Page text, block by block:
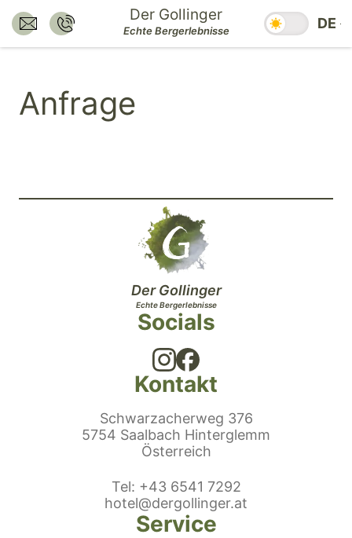
Zum
Inhalt
springen.
Hauptmenü
springen.
E-Mail senden an:
hotel@dergollinger.at
Nummer anrufen:
+43 6541 7292
Der Gollinger
Echte Bergerlebnisse DE
Anfrage
Socials
Kontakt
Schwarzacherweg 376
5754 Saalbach Hinterglemm
Österreich
Telefonnummer
: +43 6541 7292
E-Mail:
hotel@dergollinger.at
Service
Der Gollinger
Echte Bergerlebnisse